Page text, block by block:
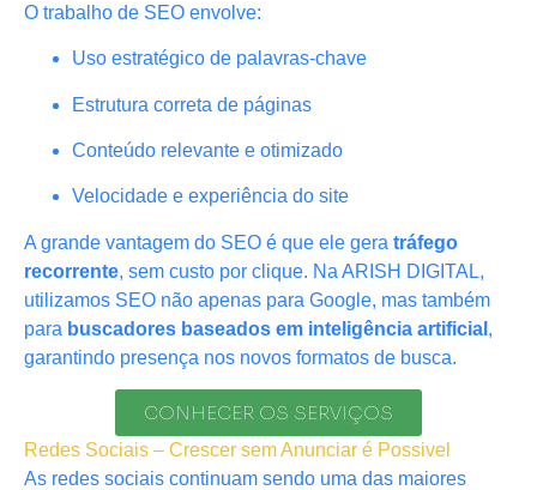
O trabalho de SEO envolve:
Uso estratégico de palavras-chave
Estrutura correta de páginas
Conteúdo relevante e otimizado
Velocidade e experiência do site
A grande vantagem do SEO é que ele gera tráfego
recorrente, sem custo por clique. Na ARISH DIGITAL,
utilizamos SEO não apenas para Google, mas também
para buscadores baseados em inteligência artificial ,
garantindo presença nos novos formatos de busca.
CONHECER OS SERVIÇOS
Redes Sociais – Crescer sem Anunciar é Possivel
As redes sociais continuam sendo uma das maiores